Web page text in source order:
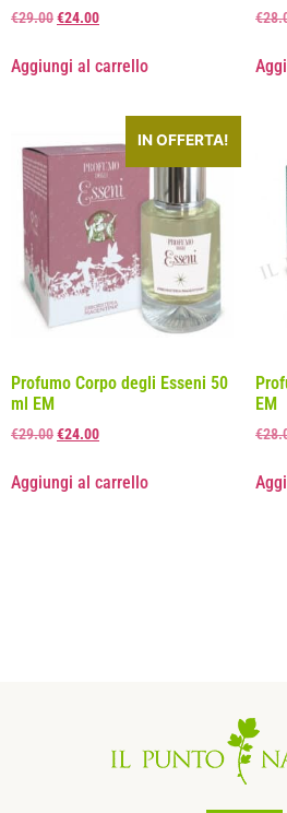
€29.00€24.00
Aggiungi al carrello
€
IN OFFERTA!
Profumo Corpo degli Esseni 50
ml EM
€29.00€24.00
Aggiungi al carrello
EM
€